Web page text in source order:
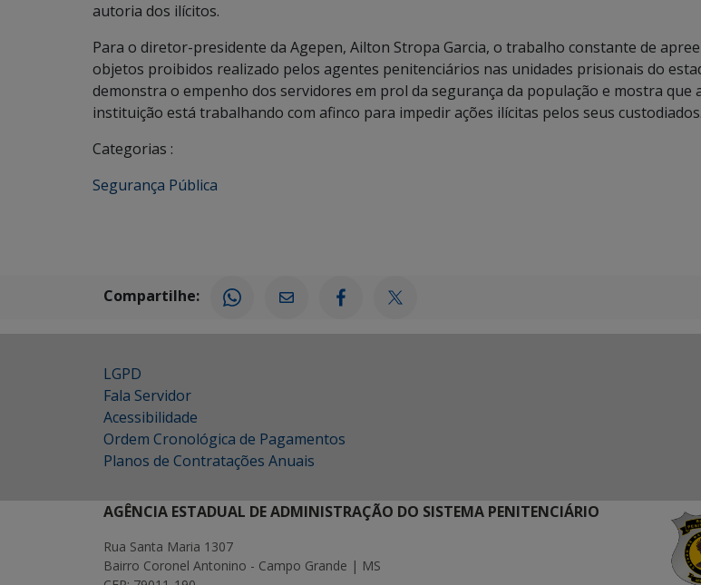
autoria dos ilícitos.
Para o diretor-presidente da Agepen, Ailton Stropa Garcia, o trabalho constante de
objetos proibidos realizado pelos agentes penitenciários nas unidades prisionais do
demonstra o empenho dos servidores em prol da segurança da população e mostra que
instituição está trabalhando com afinco para impedir ações ilícitas pelos seus custodiados.
Categorias :
Segurança Pública
Compartilhe:
LGPD
Fala Servidor
Acessibilidade
Ordem Cronológica de Pagamentos
Planos de Contratações Anuais
AGÊNCIA ESTADUAL DE ADMINISTRAÇÃO DO SISTEMA PENITENCIÁRIO
Rua Santa Maria 1307
Bairro Coronel Antonino - Campo Grande | MS